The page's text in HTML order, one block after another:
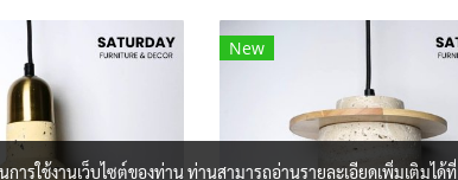
New
รใช้งานเว็บไซต์ของท่าน ท่านสามารถอ่านรายละเอียดเพิ่มเติมได้ที่